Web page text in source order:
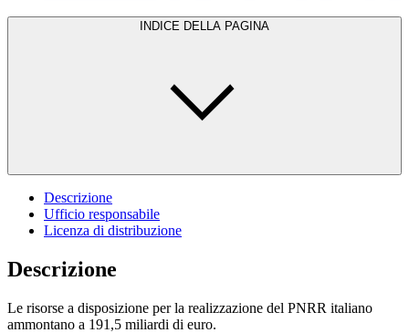
INDICE DELLA PAGINA
Descrizione
Ufficio responsabile
Licenza di distribuzione
Descrizione
Le risorse a disposizione per la realizzazione del PNRR italiano
ammontano a 191,5 miliardi di euro.